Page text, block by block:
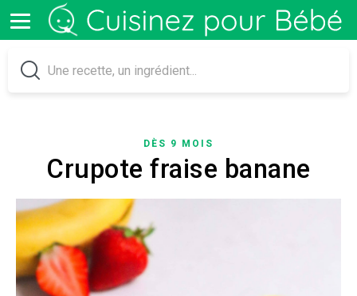
DÈS 9 MOIS
Crupote fraise banane